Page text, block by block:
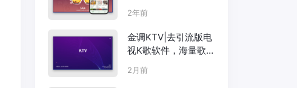
机、PC等多版本，还
有B站视频下载客户端
2年前
金调KTV|去引流版电
视K歌软件，海量歌曲
在家K歌
2月前